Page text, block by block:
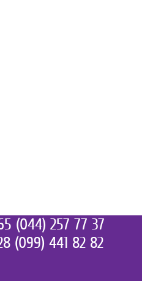
(044) 257 77 37
(099) 441 82 82